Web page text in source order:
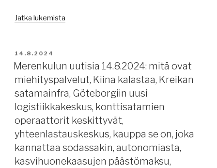
Jatka lukemista
merenkulkijat
turbulenttisessa
maailmassa,
NEOT
jatkaa
sopimusta
Terntankin
kanssa,
Viking
JULKAISTU
14.8.2024
Merenkulun uutisia 14.8.2024: mitä ovat
miehityspalvelut, Kiina kalastaa, Kreikan
satamainfra, Göteborgiin uusi
logistiikkakeskus, konttisatamien
operaattorit keskittyvät,
yhteenlastauskeskus, kauppa se on, joka
kannattaa sodassakin, autonomiasta,
kasvihuonekaasujen päästömaksu,